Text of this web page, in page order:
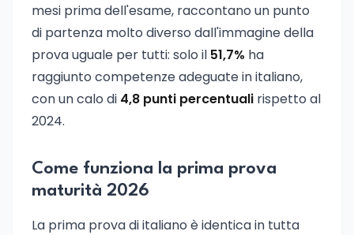
mesi prima dell'esame, raccontano un punto
di partenza molto diverso dall'immagine della
prova uguale per tutti: solo il 51,7% ha
raggiunto competenze adeguate in italiano,
con un calo di 4,8 punti percentuali rispetto al
2024.
Come funziona la prima prova
maturità 2026
La prima prova di italiano è identica in tutta